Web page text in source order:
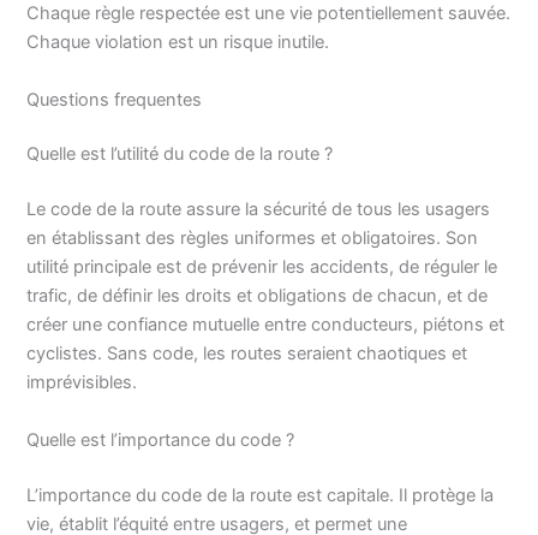
Chaque règle respectée est une vie potentiellement sauvée.
Chaque violation est un risque inutile.
Questions frequentes
Quelle est l’utilité du code de la route ?
Le code de la route assure la sécurité de tous les usagers
en établissant des règles uniformes et obligatoires. Son
utilité principale est de prévenir les accidents, de réguler le
trafic, de définir les droits et obligations de chacun, et de
créer une confiance mutuelle entre conducteurs, piétons et
cyclistes. Sans code, les routes seraient chaotiques et
imprévisibles.
Quelle est l’importance du code ?
L’importance du code de la route est capitale. Il protège la
vie, établit l’équité entre usagers, et permet une